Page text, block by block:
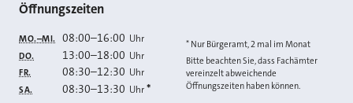
Öffnungszeiten
MO.–MI. 08:00–16:00 Uhr
DO. 13:00–18:00 Uhr
FR. 08:30–12:30 Uhr
SA. 08:30–13:30 Uhr *
* Nur Bürgeramt, 2 mal im Monat
Bitte beachten Sie, dass Fachämter
vereinzelt abweichende
Öffnungszeiten haben können.